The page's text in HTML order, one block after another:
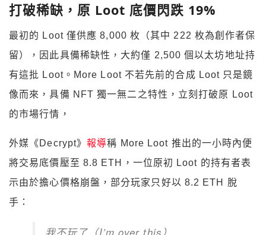
打破稀缺，原 Loot 底價閃跌 19%
最初的 Loot 僅供應 8,000 枚（其中 222 枚為創作者保
留），因此具備稀缺性，大約僅 2,500 個以太坊地址持
有這批 Loot。More Loot 不若先前的合成 Loot 只是鏡
像而來，具備 NFT 獨一無二之特性，立刻打破原 Loot
的市場行情，
外媒《Decrypt》報導稱 More Loot 推出的一小時內便
將交易底價壓至 8.8 ETH，一位原初 Loot 的持有者表
示由於擔心價格崩盤，部分玩家只好以 8.2 ETH 脫
手：
我不玩了（I’m over this）